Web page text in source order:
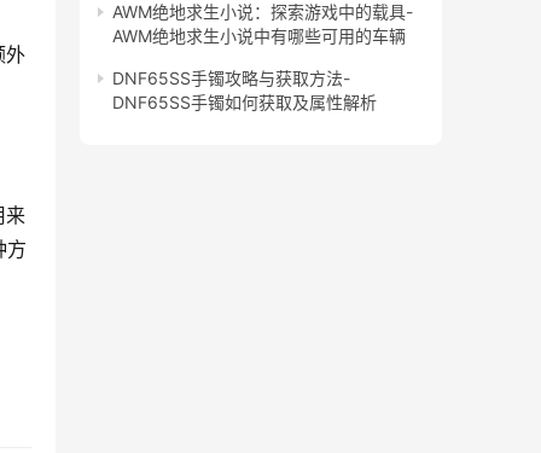
外
来
方
AWM绝地求生小说：探索游戏中的载具-
AWM绝地求生小说中有哪些可用的车辆
DNF65SS手镯攻略与获取方法-
DNF65SS手镯如何获取及属性解析